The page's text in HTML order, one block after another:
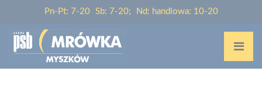
Pn-Pt: 7-20 Sb: 7-20; Nd: handlowa: 10-20